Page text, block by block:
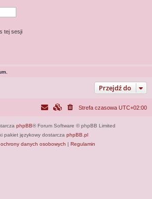
tej sesji
Przejdź do
Strefa czasowa UTC+02:00
phpBB® Forum Software © phpBB Limited
pakiet językowy dostarcza phpBB.pl
danych osobowych | Regulamin